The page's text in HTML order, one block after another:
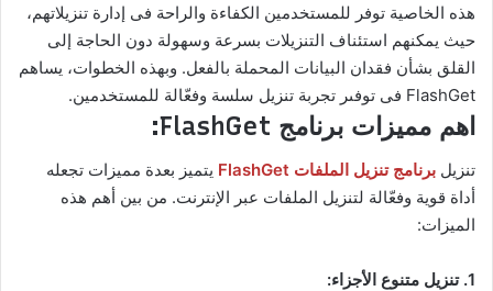
هذه الخاصية توفر للمستخدمين الكفاءة والراحة فى إدارة تنزيلاتهم،
حيث يمكنهم استئناف التنزيلات بسرعة وسهولة دون الحاجة إلى
القلق بشأن فقدان البيانات المحملة بالفعل. وبهذه الخطوات، يساهم
FlashGet فى توفىر تجربة تنزيل سلسة وفعّالة للمستخدمين.
اهم مميزات برنامج FlashGet:
تنزيل برنامج تنزيل الملفات FlashGet
يتميز بعدة مميزات تجعله
أداة قوية وفعّالة لتنزيل الملفات عبر الإنترنت. من بين أهم هذه
الميزات:
1. تنزيل متنوع الأجزاء: